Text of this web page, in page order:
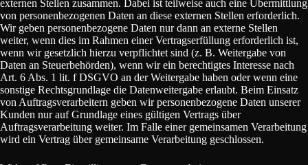
externen Stellen zusammen. Dabei ist teilweise auch eine Übermittlung
von personenbezogenen Daten an diese externen Stellen erforderlich.
Wir geben personenbezogene Daten nur dann an externe Stellen
weiter, wenn dies im Rahmen einer Vertragserfüllung erforderlich ist,
wenn wir gesetzlich hierzu verpflichtet sind (z. B. Weitergabe von
Daten an Steuerbehörden), wenn wir ein berechtigtes Interesse nach
Art. 6 Abs. 1 lit. f DSGVO an der Weitergabe haben oder wenn eine
sonstige Rechtsgrundlage die Datenweitergabe erlaubt. Beim Einsatz
von Auftragsverarbeitern geben wir personenbezogene Daten unserer
Kunden nur auf Grundlage eines gültigen Vertrags über
Auftragsverarbeitung weiter. Im Falle einer gemeinsamen Verarbeitung
wird ein Vertrag über gemeinsame Verarbeitung geschlossen.